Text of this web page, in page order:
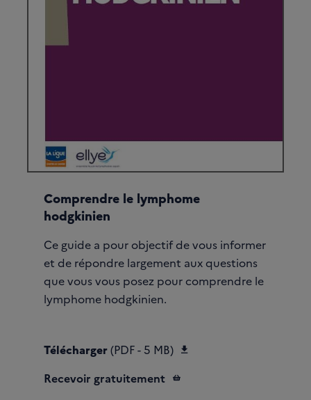
Comprendre le lymphome
hodgkinien
Ce guide a pour objectif de vous informer
et de répondre largement aux questions
que vous vous posez pour comprendre le
lymphome hodgkinien.
Télécharger(PDF - 5 MB)
Recevoir gratuitement